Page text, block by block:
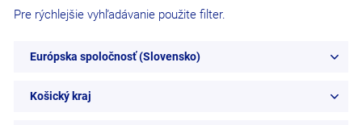
Pre rýchlejšie vyhľadávanie použite filter.
Európska spoločnosť (Slovensko)
Košický kraj